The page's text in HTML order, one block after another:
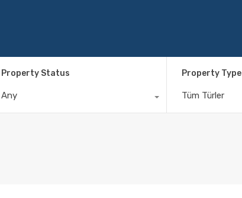
Property Status
Any
Property Type
Tüm Türler